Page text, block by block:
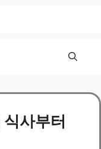
사부터